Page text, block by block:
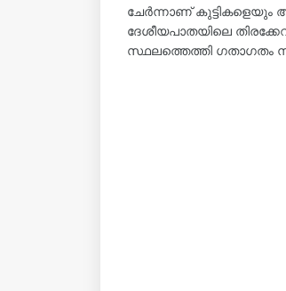
ചേർന്നാണ് കുട്ടികളെയും
ദേശീയപാതയിലെ
സ്ഥലത്തെത്തി ഗതാഗതം